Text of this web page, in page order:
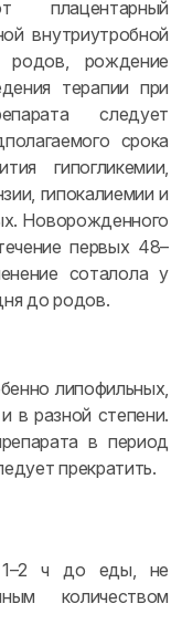
плацентарный
внутриутробной
родов, рождение
терапии при
следует
срока
гипогликемии,
гипокалиемии и
Новорожденного
первых 48–
соталола у
до родов.
липофильных,
в разной степени.
в период
прекратить.
1–2 ч до еды, не
количеством